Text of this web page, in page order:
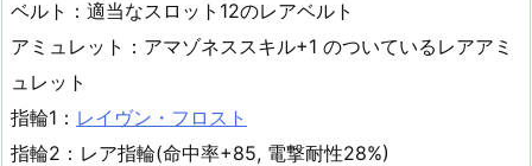
ベルト：適当なスロット12のレアベルト
アミュレット：アマゾネススキル+1 のついているレアアミ
ュレット
指輪1： レイヴン・フロスト
指輪2：レア指輪(命中率+85, 電撃耐性28%)